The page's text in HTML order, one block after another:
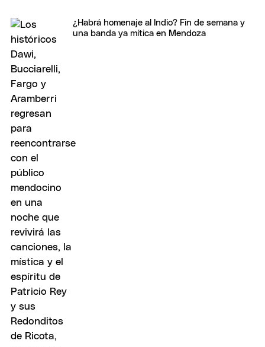
¿Habrá homenaje al Indio? Fin de semana y
una banda ya mítica en Mendoza